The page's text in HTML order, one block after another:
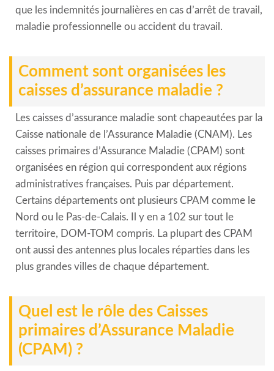
que les indemnités journalières en cas d’arrêt de travail,
maladie professionnelle ou accident du travail.
Comment sont organisées les
caisses d’assurance maladie ?
Les caisses d’assurance maladie sont chapeautées par la
Caisse nationale de l’Assurance Maladie (CNAM). Les
caisses primaires d’Assurance Maladie (CPAM) sont
organisées en région qui correspondent aux régions
administratives françaises. Puis par département.
Certains départements ont plusieurs CPAM comme le
Nord ou le Pas-de-Calais. Il y en a 102 sur tout le
territoire, DOM-TOM compris. La plupart des CPAM
ont aussi des antennes plus locales réparties dans les
plus grandes villes de chaque département.
Quel est le rôle des Caisses
primaires d’Assurance Maladie
(CPAM) ?